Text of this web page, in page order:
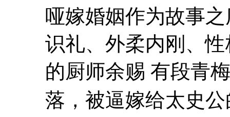
哑嫁婚姻作为故事
识礼、外柔内刚、
的厨师余赐 有段青
落，被逼嫁给太史